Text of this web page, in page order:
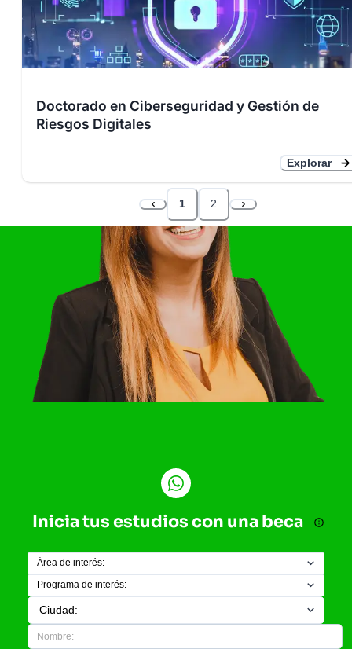
Doctorado en Ciberseguridad y Gestión de
Riesgos Digitales
Explorar
1 2
Inicia tus estudios con una beca